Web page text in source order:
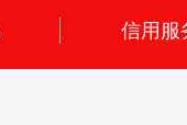
信用服